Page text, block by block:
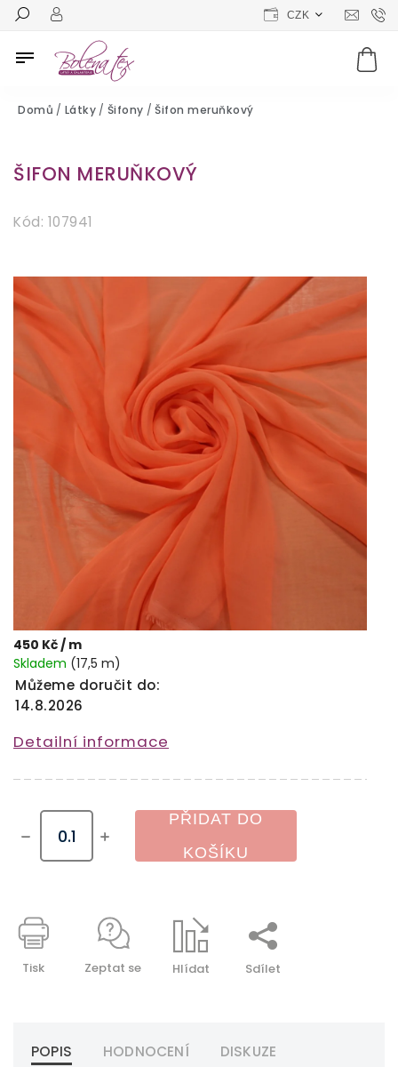
CZK
Domů / Látky / Šifony / Šifon meruňkový
ŠIFON MERUŇKOVÝ
Kód: 107941
450 Kč/ m
Skladem (17,5 m)
Můžeme doručit do:
14.8.2026
PŘIDAT DO
KOŠÍKU
Detailní informace
Tisk Zeptat se Hlídat Sdílet
POPIS HODNOCENÍ
DISKUZE